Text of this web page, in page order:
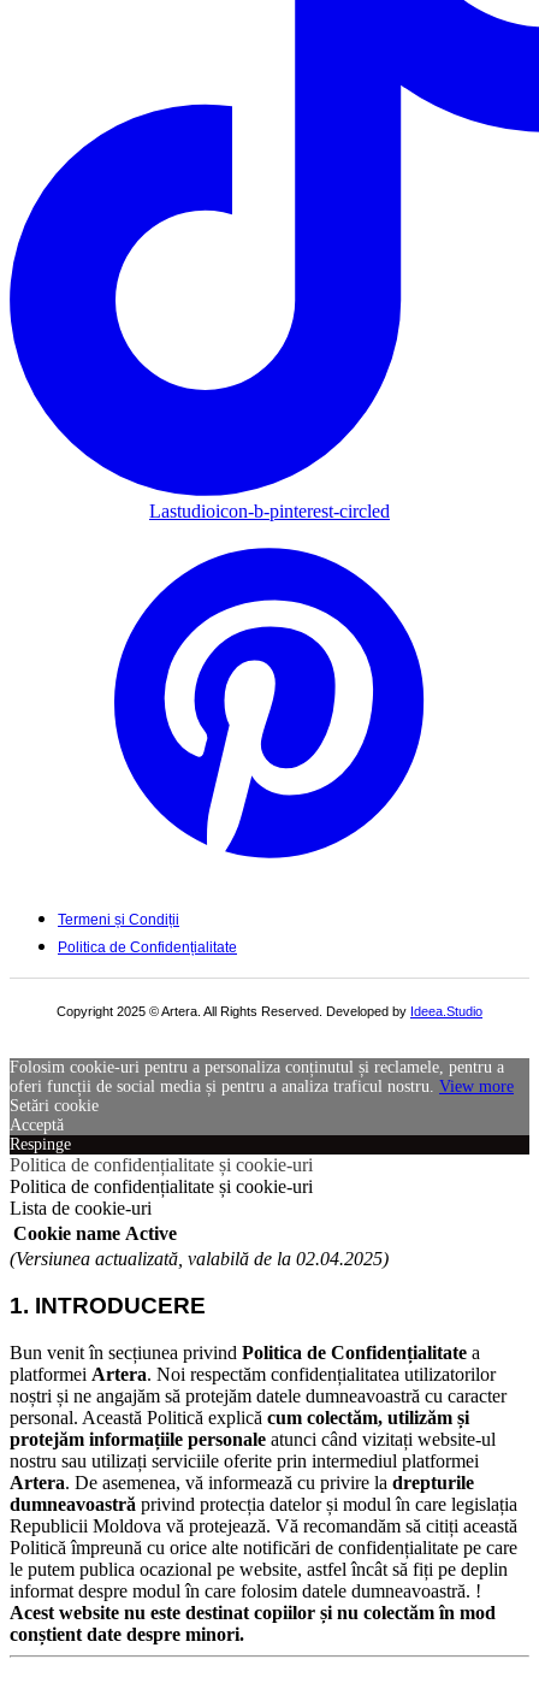
Lastudioicon-b-pinterest-circled
Termeni și Condiții
Politica de Confidențialitate
Copyright 2025 © Artera. All Rights Reserved. Developed by Ideea.Studio
Folosim cookie-uri pentru a personaliza conținutul și reclamele, pentru a
oferi funcții de social media și pentru a analiza traficul nostru. View more
Setări cookie
Acceptă
Respinge
Politica de confidențialitate și cookie-uri
Politica de confidențialitate și cookie-uri
Lista de cookie-uri
Cookie name Active
(Versiunea actualizată, valabilă de la 02.04.2025)
1. INTRODUCERE
Bun venit în secțiunea privind Politica de Confidențialitate a
platformei Artera. Noi respectăm confidențialitatea utilizatorilor
noștri și ne angajăm să protejăm datele dumneavoastră cu caracter
personal. Această Politică explică cum colectăm, utilizăm și
protejăm informațiile personale atunci când vizitați website-ul
nostru sau utilizați serviciile oferite prin intermediul platformei
Artera. De asemenea, vă informează cu privire la drepturile
dumneavoastră privind protecția datelor și modul în care legislația
Republicii Moldova vă protejează. Vă recomandăm să citiți această
Politică împreună cu orice alte notificări de confidențialitate pe care
le putem publica ocazional pe website, astfel încât să fiți pe deplin
informat despre modul în care folosim datele dumneavoastră. !
Acest website nu este destinat copiilor și nu colectăm în mod
conștient date despre minori.